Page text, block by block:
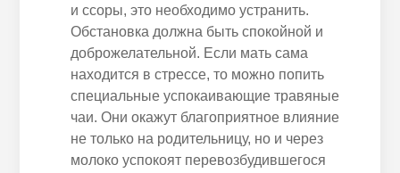
и ссоры, это необходимо устранить.
Обстановка должна быть спокойной и
доброжелательной. Если мать сама
находится в стрессе, то можно попить
специальные успокаивающие травяные
чаи. Они окажут благоприятное влияние
не только на родительницу, но и через
молоко успокоят перевозбудившегося